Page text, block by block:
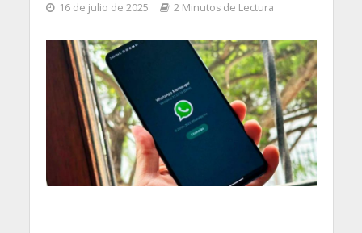
16 de julio de 2025 2 Minutos de Lectura